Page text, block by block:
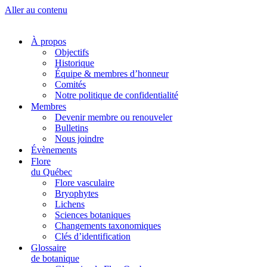
Aller au contenu
À propos
Objectifs
Historique
Équipe & membres d’honneur
Comités
Notre politique de confidentialité
Membres
Devenir membre ou renouveler
Bulletins
Nous joindre
Évènements
Flore
du Québec
Flore vasculaire
Bryophytes
Lichens
Sciences botaniques
Changements taxonomiques
Clés d’identification
Glossaire
de botanique